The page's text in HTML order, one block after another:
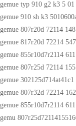
gemue typ 910 g2 k3 5
gemue 910 sh k3
gemue 807r20d 72114
gemue 817r20d 72214
gemue 855r10d7r2114
gemue 807r25d 72114
gemue 302125d714at41c1
gemue 807r32d 72214
gemue 855r10d7r2114
gemu